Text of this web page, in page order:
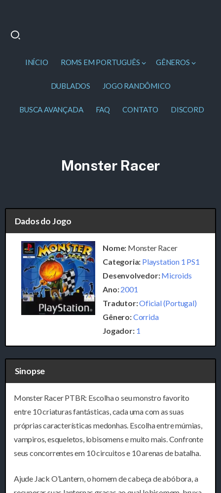
INÍCIO ROMS EM PORTUGUÊS GÊNEROS
DUBLADOS JOGO RANDÔMICO
BUSCA AVANÇADA FAQ CONTATO DISCORD
Monster Racer
Dados do Jogo
Nome: Monster Racer
Categoria: Playstation 1 PS1
Desenvolvedor:Microids
Ano:2001
Tradutor:Oficial (Portugal)
Gênero:Corrida
Jogador: 1
Sinopse
Monster Racer PTBR: Escolha o seu monstro favorito
entre 10 criaturas fantásticas, cada uma com as suas
próprias características medonhas. Escolha entre múmias,
vampiros, esqueletos, lobisomens e muito mais. Confronte
seus concorrentes em 10 circuitos e 10 arenas de batalha.
Ajude Jack O’Lantern, o homem de cabeça de abóbora, a